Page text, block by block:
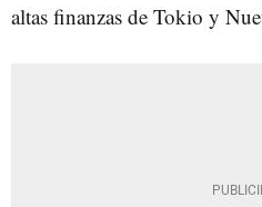
altas finanzas de Tokio y